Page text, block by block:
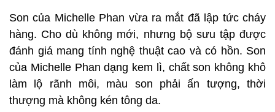
Son của Michelle Phan vừa ra mắt đã lập tức cháy
hàng. Cho dù không mới, nhưng bộ sưu tập được
đánh giá mang tính nghệ thuật cao và có hồn. Son
của Michelle Phan dạng kem lì, chất son không khô
làm lộ rãnh môi, màu son phải ấn tượng, thời
thượng mà không kén tông da.